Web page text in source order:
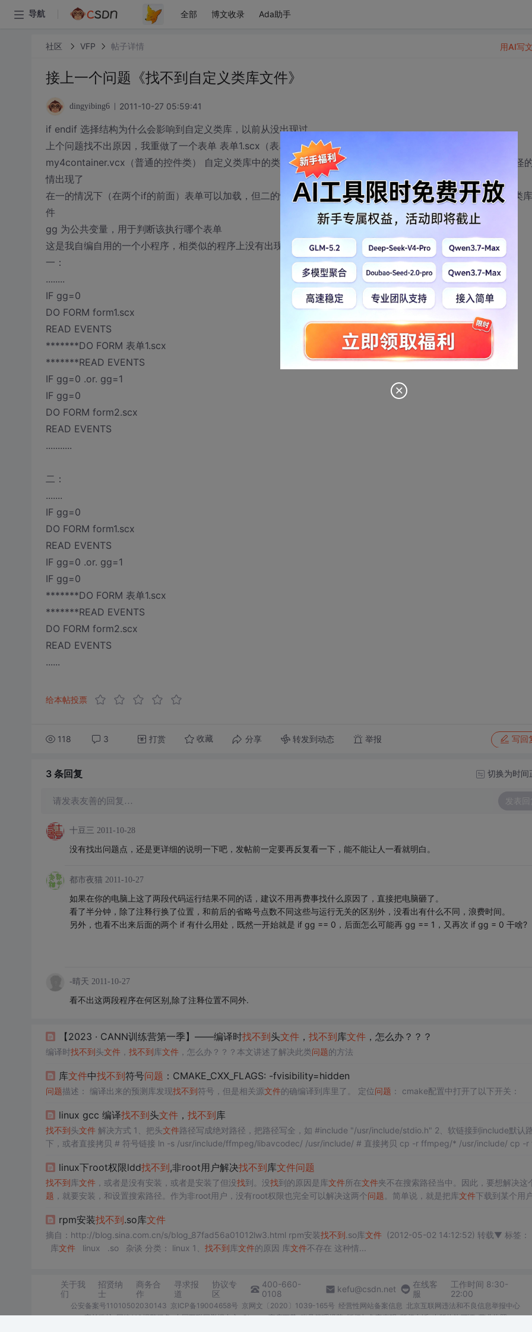
导航 全部 博文收录 Ada助手
社区 VFP 帖子详情
接上一个问题《找不到自定义类库文件》
dingyibing6 2011-10-27 05:59:41
if endif 选择结构为什么会影响到自定义类库，以前从没出现过
上个问题找不出原因，我重做了一个表单 表单1.scx（表单的所有属性和事件均为默认值），添加了一个
my4container.vcx（普通的控件类） 自定义类库中的类，将该表单放在主程序的不同位置，连编成exe运行，奇怪
情出现了
在一的情况下（在两个if的前面）表单可以加载，但二的情况下（在两个if的后面）则表单不能被加载显示找不到类
件
gg 为公共变量，用于判断该执行哪个表单
这是我自编自用的一个小程序，相类似的程序上没有出现这个问题，请列位释疑一下
一：
........
IF gg=0
DO FORM form1.scx
READ EVENTS
*******DO FORM 表单1.scx
*******READ EVENTS
IF gg=0 .or. gg=1
IF gg=0
DO FORM form2.scx
READ EVENTS
...........
二：
.......
IF gg=0
DO FORM form1.scx
READ EVENTS
IF gg=0 .or. gg=1
IF gg=0
*******DO FORM 表单1.scx
*******READ EVENTS
DO FORM form2.scx
READ EVENTS
......
给本帖投票
118 3 打赏 收藏 分享 转发到动态 举报 写回
用AI写
3 条回复 切换为时间
请发表友善的回复… 发表回
十豆三 2011-10-28
没有找出问题点，还是更详细的说明一下吧，发帖前一定要再反复看一下，能不能让人一看就明白。
都市夜猫 2011-10-27
如果在你的电脑上这了两段代码运行结果不同的话，建议不用再费事找什么原因了，直接把电脑砸了。
看了半分钟，除了注释行换了位置，和前后的省略号点数不同这些与运行无关的区别外，没看出有什么不同，浪费时间。
另外，也看不出来后面的两个 if 有什么用处，既然一开始就是 if gg == 0，后面怎么可能再 gg == 1，又再次 if gg = 0 干啥?
-晴天 2011-10-27
看不出这两段程序在何区别,除了注释位置不同外.
【2023 · CANN训练营第一季】——编译时找不到头文件， 找不到库文件，怎么办？？？
编译时找不到头文件， 找不到库文件，怎么办？？？本文讲述了解决此类问题的方法
库文件中找不到符号问题 ：CMAKE_CXX_FLAGS: -fvisibility=hidden
问题描述： 编译出来的预测库发现找不到符号，但是相关源文件 的确编译到库里了。 定位问题 ： cmake配置中打开了以下开关：
linux gcc 编译找不到头文件， 找不到库
找不到头文件 解决方式 1、把头文件路径写成绝对路径，把路径写全，如 #include "/usr/include/stdio.h" 2、软链接到include默认路径
下，或者直接拷贝 # 符号链接 ln -s /usr/include/ffmpeg/libavcodec/ /usr/include/ # 直接拷贝 cp -r ffmpeg/* /usr/include/ cp -r ffmp
linux下root权限ldd找不到,非root用户解决找不到库文件问题
找不到库文件，或者是没有安装，或者是安装了但没找到。没找到的原因是库文件所在文件夹不在搜索路径当中。因此，要想解决这
题 ，就要安装，和设置搜索路径。作为非root用户，没有root权限也完全可以解决这两个问题 。简单说，就是把库文件下载到某个用
rpm安装找不到.so库文件
摘自：http://blog.sina.com.cn/s/blog_87fad56a01012lw3.html rpm安装找不到 .so库文件(2012-05-02 14:12:52) 转载▼ 标签： rpm
库文件 linux .so 杂谈 分类： linux 1、 找不到库文件 的原因 库文件不存在 这种情...
关于我
们
招贤纳
士
商务合
作
寻求报
道
协议专
区
400-660-
0108
kefu@csdn.net
在线客
服
工作时间 8:30-
22:00
公安备案号11010502030143 京ICP备19004658号 京网文〔2020〕1039-165号 经营性网站备案信息 北京互联网违法和不良信息举报中心
家长监护 网络110报警服务 中国互联网举报中心 Chrome商店下载 账号管理规范 版权与免责声明 版权申诉 出版物许可证 营业执照